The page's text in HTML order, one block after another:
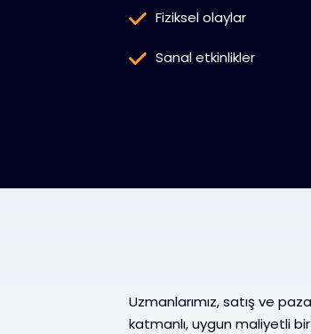
Fiziksel olaylar
Sanal etkinlikler
Uzmanlarımız, satış ve
katmanlı, uygun maliyetli